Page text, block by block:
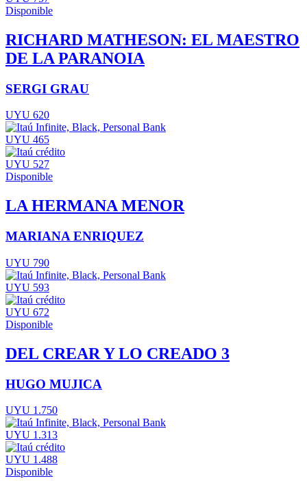
Disponible
RICHARD MATHESON: EL MAESTRO
DE LA PARANOIA
SERGI GRAU
UYU 620
UYU 465
UYU 527
Disponible
LA HERMANA MENOR
MARIANA ENRIQUEZ
UYU 790
UYU 593
UYU 672
Disponible
DEL CREAR Y LO CREADO 3
HUGO MUJICA
UYU 1.750
UYU 1.313
UYU 1.488
Disponible